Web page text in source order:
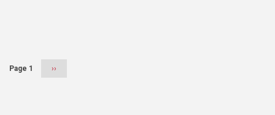
Page 1
Next
››